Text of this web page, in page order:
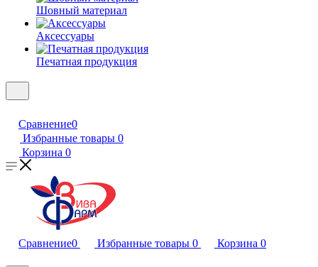
Шовный материал
Аксессуары
Печатная продукция
Сравнение0
Избранные товары 0
Корзина 0
Сравнение0 Избранные товары 0 Корзина 0